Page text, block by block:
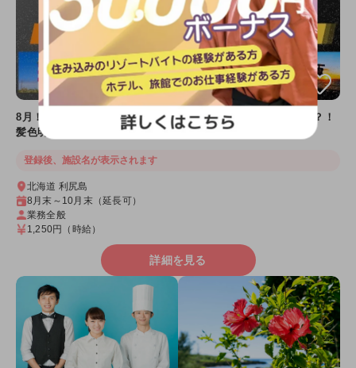
8月！夏のリゾートバイトは北海道✨キタキツネに会えるかも？！
髪色明るくてもOK👍
登録後、施設名が表示されます
北海道 利尻島
8月末～10月末（延長可）
業務全般
1,250円
（時給）
詳細を見る